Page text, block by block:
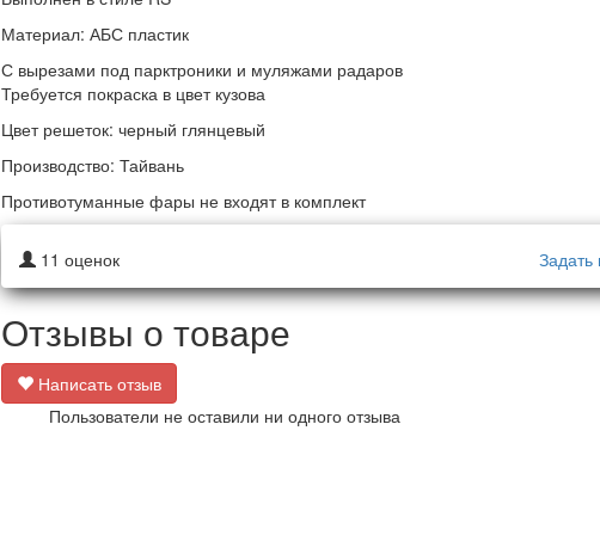
Материал: АБС пластик
С вырезами под парктроники и муляжами радаров
Требуется покраска в цвет кузова
Цвет решеток: черный глянцевый
Производство: Тайвань
Противотуманные фары не входят в комплект
11 оценок Задать
Отзывы о товаре
Написать отзыв
Пользователи не оставили ни одного отзыва